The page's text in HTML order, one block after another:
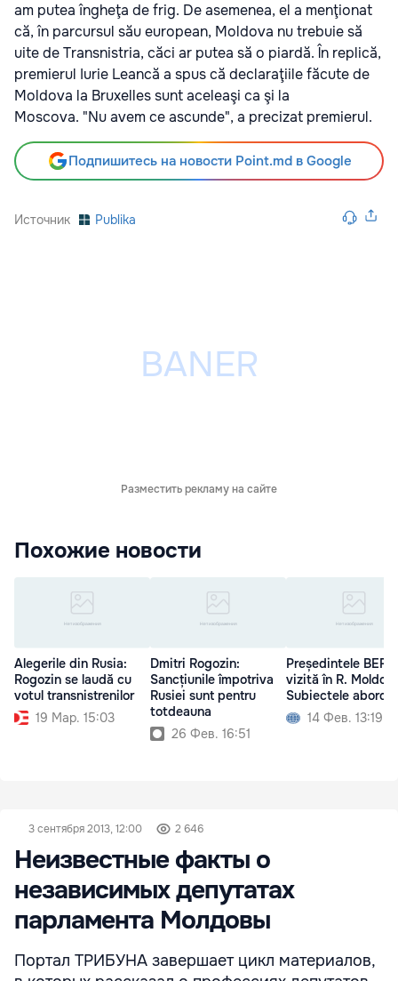
am putea îngheţa de frig. De asemenea, el a menţionat
că, în parcursul său european, Moldova nu trebuie să
uite de Transnistria, căci ar putea să o piardă. În replică,
premierul Iurie Leancă a spus că declaraţiile făcute de
Moldova la Bruxelles sunt aceleaşi ca şi la
Moscova. "Nu avem ce ascunde", a precizat premierul.
Подпишитесь на новости Point.md в Google
Источник Publika
Разместить рекламу на сайте
Похожие новости
Alegerile din Rusia:
Rogozin se laudă cu
votul transnistrenilor
19 Мар. 15:03
Dmitri Rogozin:
Sancțiunile împotriva
Rusiei sunt pentru
totdeauna
26 Фев. 16:51
Președintele
vizită în R.
Subiectele
14 Фев. 13:19
3 сентября 2013, 12:00 2 646
Неизвестные факты о
независимых депутатах
парламента Молдовы
Портал ТРИБУНА завершает цикл материалов,